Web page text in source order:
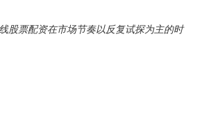
股票配资在市场节奏以反复试探为主的时